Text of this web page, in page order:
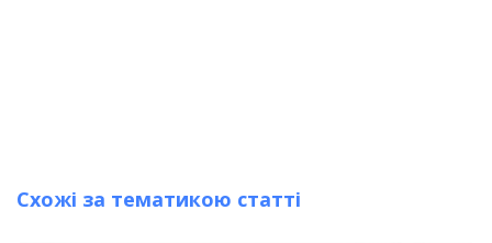
Схожі за тематикою статті